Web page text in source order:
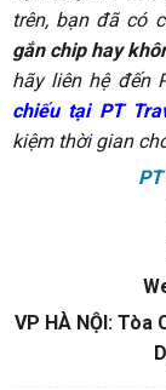
trên, bạn đã có
gắn chip hay
hãy liên hệ đến
chiếu tại PT
kiệm thời gian
VP HÀ NỘI: Tòa